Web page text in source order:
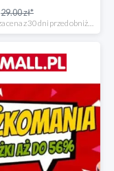
29.00 zł*
*najniższa cena z 30 dni przed obniżką